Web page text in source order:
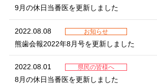
9月の休日当番医を更新しました
2022.08.08 お知らせ
熊歯会報2022年8月号を更新しました
2022.08.01 県民の皆様へ
8月の休日当番医を更新しました